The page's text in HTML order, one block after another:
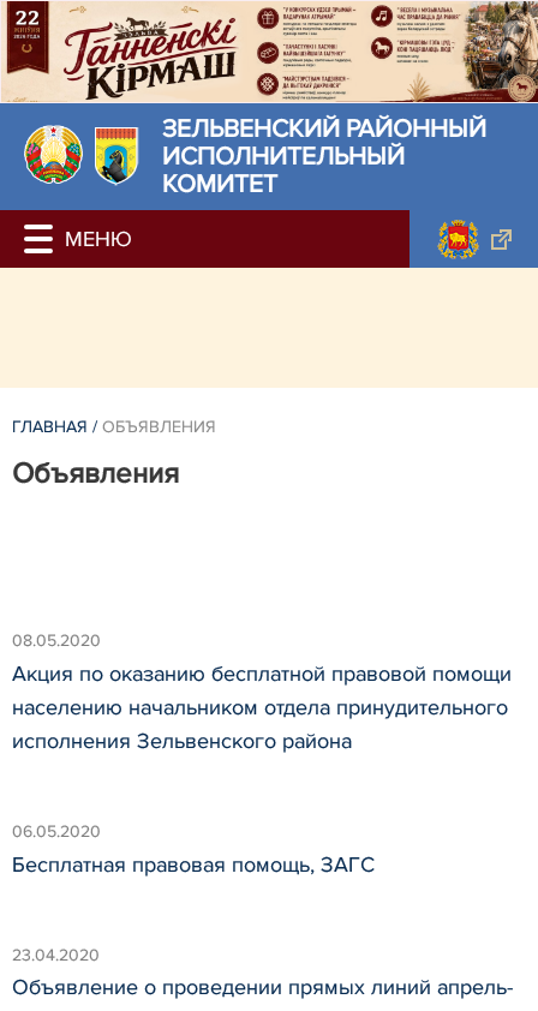
ЗЕЛЬВЕНСКИЙ РАЙОННЫЙ
ИСПОЛНИТЕЛЬНЫЙ
КОМИТЕТ
ГЛАВНАЯ / ОБЪЯВЛЕНИЯ
Объявления
08.05.2020
Акция по оказанию бесплатной правовой помощи
населению начальником отдела принудительного
исполнения Зельвенского района
06.05.2020
Бесплатная правовая помощь, ЗАГС
23.04.2020
Объявление о проведении прямых линий апрель-